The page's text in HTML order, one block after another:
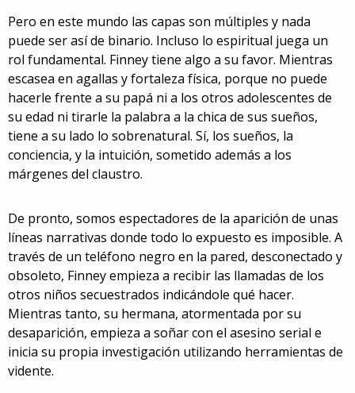
Pero en este mundo las capas son múltiples y nada
puede ser así de binario. Incluso lo espiritual juega un
rol fundamental. Finney tiene algo a su favor. Mientras
escasea en agallas y fortaleza física, porque no puede
hacerle frente a su papá ni a los otros adolescentes de
su edad ni tirarle la palabra a la chica de sus sueños,
tiene a su lado lo sobrenatural. Sí, los sueños, la
conciencia, y la intuición, sometido además a los
márgenes del claustro.
De pronto, somos espectadores de la aparición de unas
líneas narrativas donde todo lo expuesto es imposible. A
través de un teléfono negro en la pared, desconectado y
obsoleto, Finney empieza a recibir las llamadas de los
otros niños secuestrados indicándole qué hacer.
Mientras tanto, su hermana, atormentada por su
desaparición, empieza a soñar con el asesino serial e
inicia su propia investigación utilizando herramientas de
vidente.